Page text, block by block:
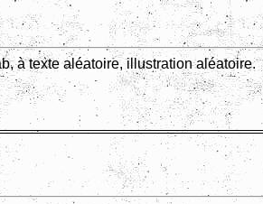
à texte aléatoire, illustration aléatoire.